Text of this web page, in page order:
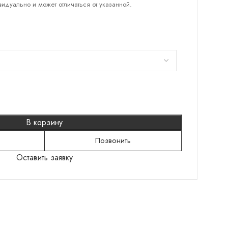
Серебряные кольца
Подвески
Броши
Шнурки
и может отличаться от указанной.
В корзину
Позвонить
Оставить заявку